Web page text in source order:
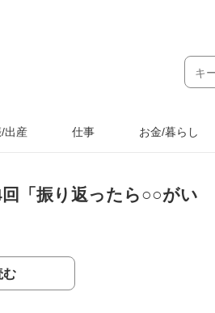
出産 仕事 お金/暮らし
「振り返ったら○○がい
む